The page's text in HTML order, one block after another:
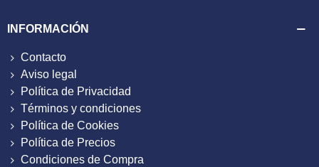
INFORMACIÓN
Contacto
Aviso legal
Política de Privacidad
Términos y condiciones
Política de Cookies
Política de Precios
Condiciones de Compra